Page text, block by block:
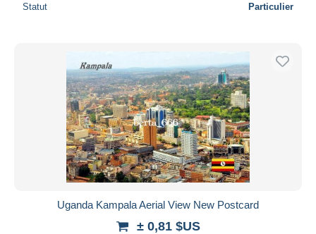
Statut Particulier
Uganda Kampala Aerial View New Postcard
± 0,81 $US